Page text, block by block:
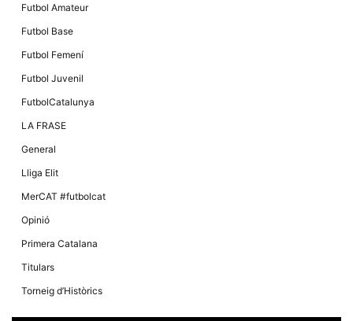
Futbol Amateur
Futbol Base
Futbol Femení
Futbol Juvenil
FutbolCatalunya
LA FRASE
General
Lliga Elit
MerCAT #futbolcat
Opinió
Primera Catalana
Titulars
Torneig d’Històrics